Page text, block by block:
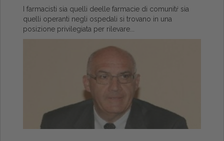
I farmacisti sia quelli deelle farmacie di comunitŕ sia
quelli operanti negli ospedali si trovano in una
posizione privilegiata per rilevare...